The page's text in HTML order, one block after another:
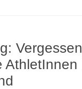
AthletInnen